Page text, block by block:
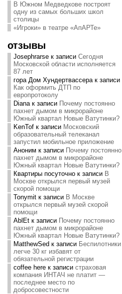
В Южном Медведкове построят
одну из самых больших школ
столицы
«Игроки» в театре «АпАРТе»
отзывы
Josephrarseк записи Сегодня
Московской области исполняется
87 лет
гора Дом Хундертвассерак записи
Как оформить ДТП по
европротоколу
Dianaк записи Почему постоянно
пахнет дымом в микрорайоне
Южный квартал Новые Ватутинки?
KenTofк записи Московский
образовательный телеканал
запустил мобильное приложение
Аноним к записи Почему постоянно
пахнет дымом в микрорайоне
Южный квартал Новые Ватутинки?
Квартиры посуточнок записи В
Москве открылся первый музей
скорой помощи
Tonymitк записи В Москве
открылся первый музей скорой
помощи
AblEtк записи Почему постоянно
пахнет дымом в микрорайоне
Южный квартал Новые Ватутинки?
MatthewSed к записи Беспилотники
легче 30 кг избавят от
обязательной регистрации
coffee hereк записи страховая
компания ИНТАЧ не платит —
последнее место по
добросовестности